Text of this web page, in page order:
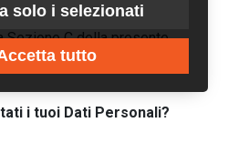
Editrice la fiaccola srl nelle
Sezione C della presente
i tuoi Dati Personali?
solo i selezionati
tutto